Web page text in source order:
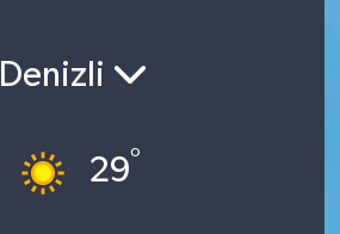
Denizli
29°